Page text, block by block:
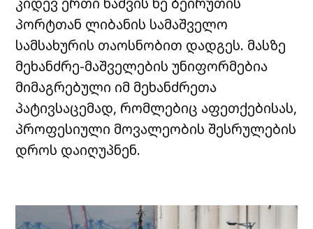
პორტთან ლიბანის სამაშველო
სამსახურის თაოსნობით დადგეს. მასზე
მეხანძრე-მაშველების უნიფორმებია
მიმაგრებული იმ მეხანძრეთა
პატივსაცემად, რომლებიც აფეთქებისას,
პროფესიული მოვალეობის შესრულების
დროს დაიღუპნენ.